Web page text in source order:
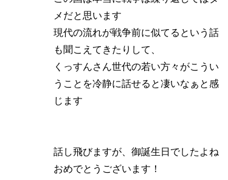
メだと思います
現代の流れが戦争前に似てるという話
も聞こえてきたりして、
くっすんさん世代の若い方々がこうい
うことを冷静に話せると凄いなぁと感
じます
話し飛びますが、御誕生日でしたよね
おめでとうございます！